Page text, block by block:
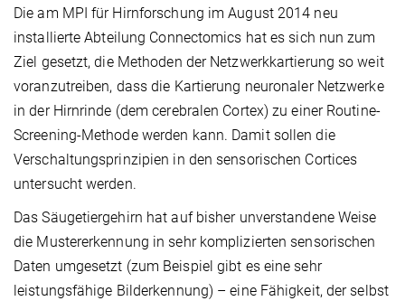
Die am MPI für Hirnforschung im August 2014 neu
installierte Abteilung Connectomics hat es sich nun zum
Ziel gesetzt, die Methoden der Netzwerkkartierung so weit
voranzutreiben, dass die Kartierung neuronaler Netzwerke
in der Hirnrinde (dem cerebralen Cortex) zu einer Routine-
Screening-Methode werden kann. Damit sollen die
Verschaltungsprinzipien in den sensorischen Cortices
untersucht werden.
Das Säugetiergehirn hat auf bisher unverstandene Weise
die Mustererkennung in sehr komplizierten sensorischen
Daten umgesetzt (zum Beispiel gibt es eine sehr
leistungsfähige Bilderkennung) – eine Fähigkeit, der selbst